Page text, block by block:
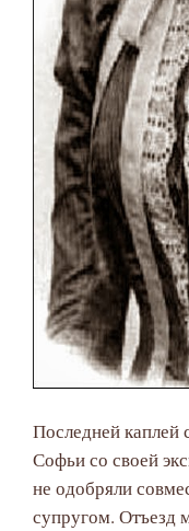
Последней каплей
Софьи со своей
не одобряли
супругом.